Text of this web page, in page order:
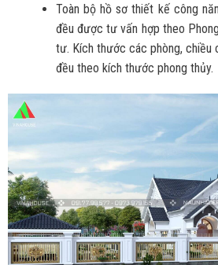
Toàn bộ hồ sơ thiết kế công
đều được tư vấn hợp theo
tư. Kích thước các phòng, chiều
đều theo kích thước phong thủy.